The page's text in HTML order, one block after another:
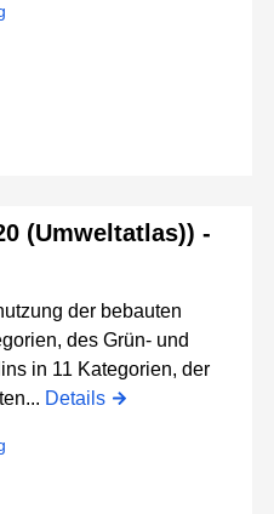
(Umweltatlas)) -
der bebauten
des Grün- und
in 11 Kategorien, der
Details